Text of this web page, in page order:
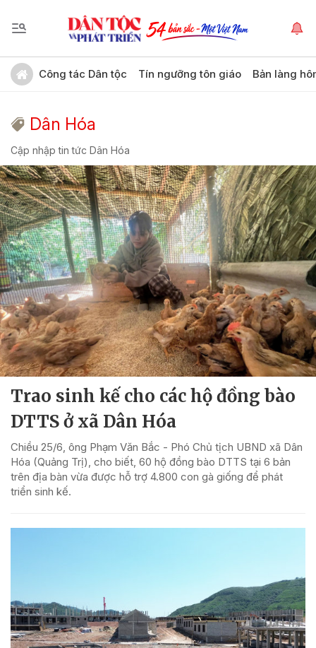
Công tác Dân tộc Tín ngưỡng tôn giáo Bản làng
Dân Hóa
Cập nhập tin tức Dân Hóa
Trao sinh kế cho các hộ đồng bào
DTTS ở xã Dân Hóa
Chiều 25/6, ông Phạm Văn Bắc - Phó Chủ tịch UBND xã Dân
Hóa (Quảng Trị), cho biết, 60 hộ đồng bào DTTS tại 6 bản
trên địa bàn vừa được hỗ trợ 4.800 con gà giống để phát
triển sinh kế.